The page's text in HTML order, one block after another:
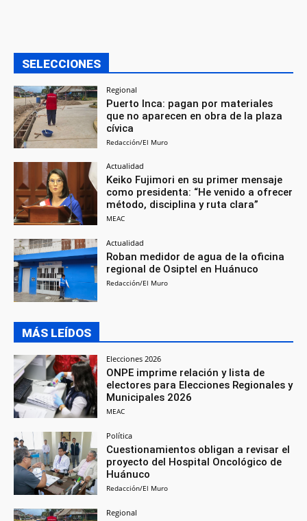
SELECCIONES
Regional
Puerto Inca: pagan por materiales
que no aparecen en obra de la plaza
cívica
Redacción/El Muro
Actualidad
Keiko Fujimori en su primer mensaje
como presidenta: “He venido a ofrecer
método, disciplina y ruta clara”
MEAC
Actualidad
Roban medidor de agua de la oficina
regional de Osiptel en Huánuco
Redacción/El Muro
MÁS LEÍDOS
Elecciones 2026
ONPE imprime relación y lista de
electores para Elecciones Regionales y
Municipales 2026
MEAC
Política
Cuestionamientos obligan a revisar el
proyecto del Hospital Oncológico de
Huánuco
Redacción/El Muro
Regional